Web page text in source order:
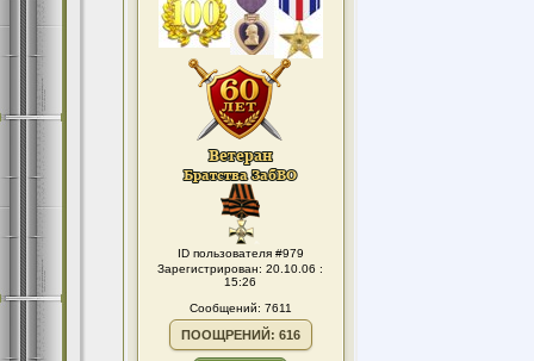
ID пользователя #979
Зарегистрирован: 20.10.06 :
15:26
Сообщений: 7611
ПООЩРЕНИЙ: 616